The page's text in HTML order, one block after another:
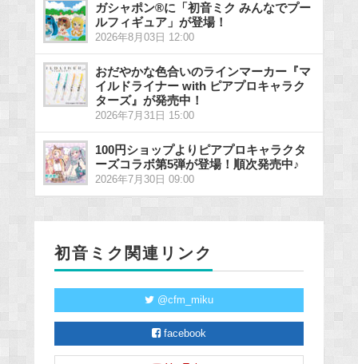
ガシャポン®に「初音ミク みんなでプー
ルフィギュア」が登場！
2026年8月03日 12:00
おだやかな色合いのラインマーカー『マ
イルドライナー with ピアプロキャラク
ターズ』が発売中！
2026年7月31日 15:00
100円ショップよりピアプロキャラクタ
ーズコラボ第5弾が登場！順次発売中♪
2026年7月30日 09:00
初音ミク関連リンク
@cfm_miku
facebook